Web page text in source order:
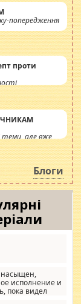
попередження
проти
теми, але вже
Блоги
насыщен,
исполнение и
пока видел